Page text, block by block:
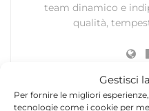
Gestisci
Per fornire le migliori
tecnologie come i cookie per
team dinamico e
qualità,